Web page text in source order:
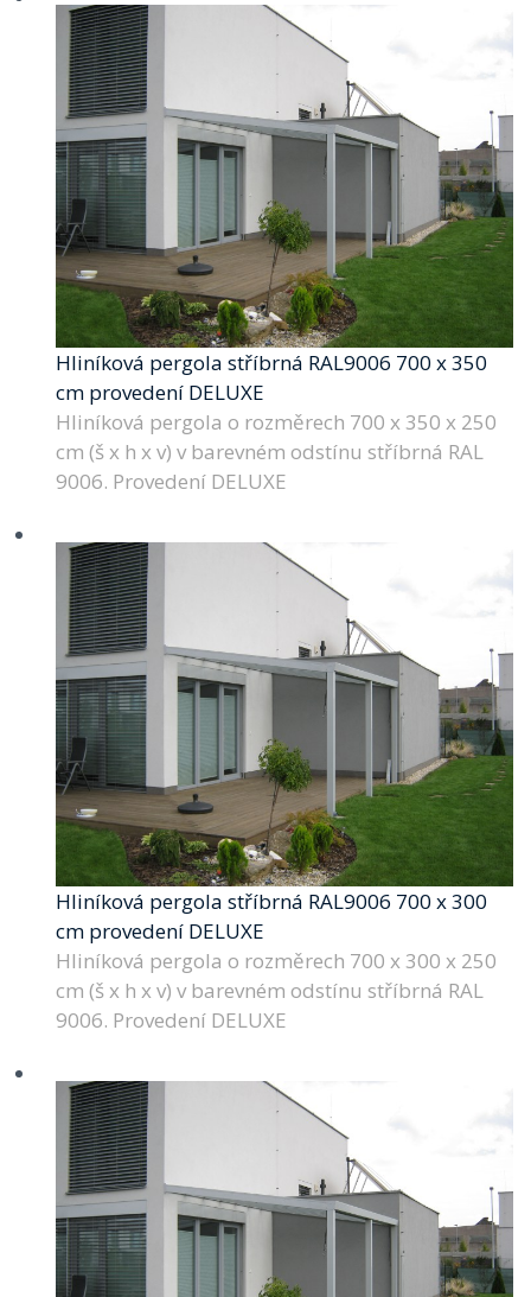
Hliníková pergola stříbrná RAL9006 700 x 350
cm provedení DELUXE
Hliníková pergola o rozměrech 700 x 350 x 250
cm (š x h x v) v barevném odstínu stříbrná RAL
9006. Provedení DELUXE
Hliníková pergola stříbrná RAL9006 700 x 300
cm provedení DELUXE
Hliníková pergola o rozměrech 700 x 300 x 250
cm (š x h x v) v barevném odstínu stříbrná RAL
9006. Provedení DELUXE